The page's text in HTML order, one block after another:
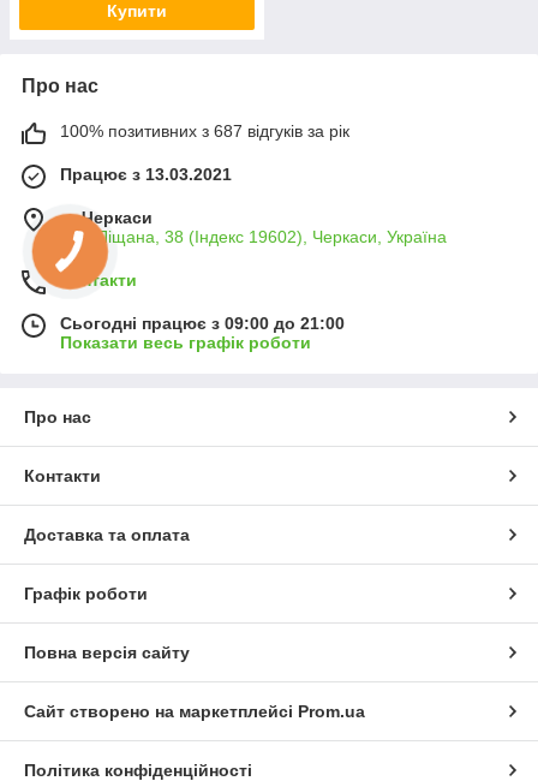
Купити
Про нас
100% позитивних з 687 відгуків за рік
Працює з 13.03.2021
м. Черкаси
вул. Піщана, 38 (Індекс 19602), Черкаси, Україна
Контакти
Сьогодні працює з 09:00 до 21:00
Показати весь графік роботи
Про нас
Контакти
Доставка та оплата
Графік роботи
Повна версія сайту
Сайт створено на маркетплейсі Prom.ua
Політика конфіденційності